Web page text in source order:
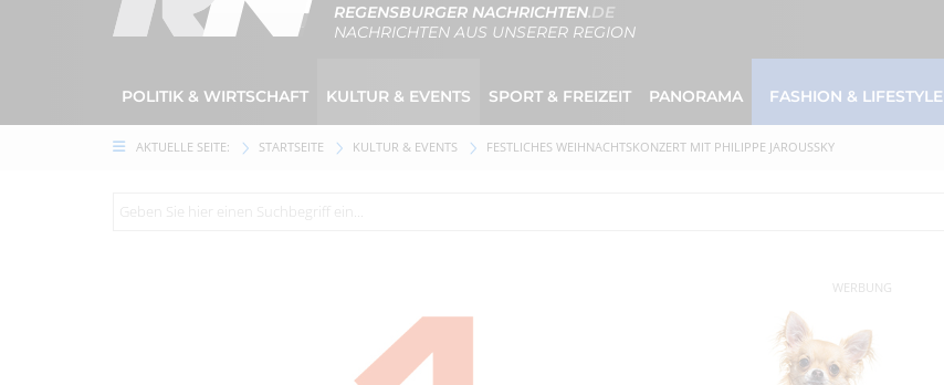
REGENSBURGER NACHRICHTEN.DE
NACHRICHTEN AUS UNSERER REGION
POLITIK & WIRTSCHAFT KULTUR & EVENTS SPORT & FREIZEIT PANORAMA FASHION & LIFESTYLE
AKTUELLE SEITE: STARTSEITE KULTUR & EVENTS FESTLICHES WEIHNACHTSKONZERT MIT PHILIPPE JAROUSSKY
WERBUNG